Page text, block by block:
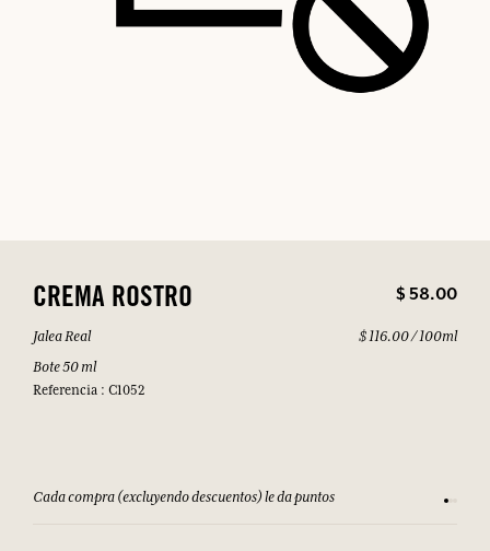
CREMA ROSTRO $ 58.00
Jalea Real
Bote 50 ml
Referencia : C1052
$ 116.00 / 100ml
Cada compra (excluyendo descuentos) le da puntos